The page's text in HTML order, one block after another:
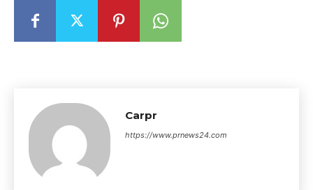
Carpr
https://www.prnews24.com